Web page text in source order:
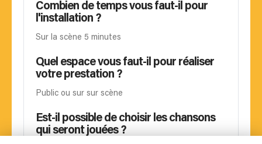
Combien de temps vous faut-il pour
l'installation ?
Sur la scène 5 minutes
Quel espace vous faut-il pour réaliser
votre prestation ?
Public ou sur sur scène
Est-il possible de choisir les chansons
qui seront jouées ?